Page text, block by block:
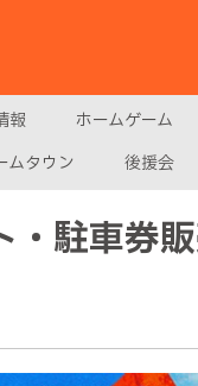
報 ホームゲーム
ムタウン 後援会
・駐車券